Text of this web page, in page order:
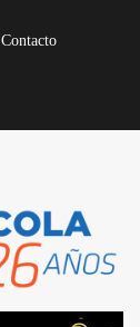
Contacto